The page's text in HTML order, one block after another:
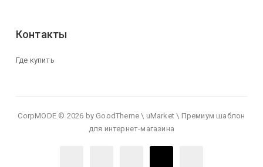
Контакты
Где купить
CorpMODE © 2026 by GoodTheme \ uMarket \ Премиум шаблон
для интернет-магазина